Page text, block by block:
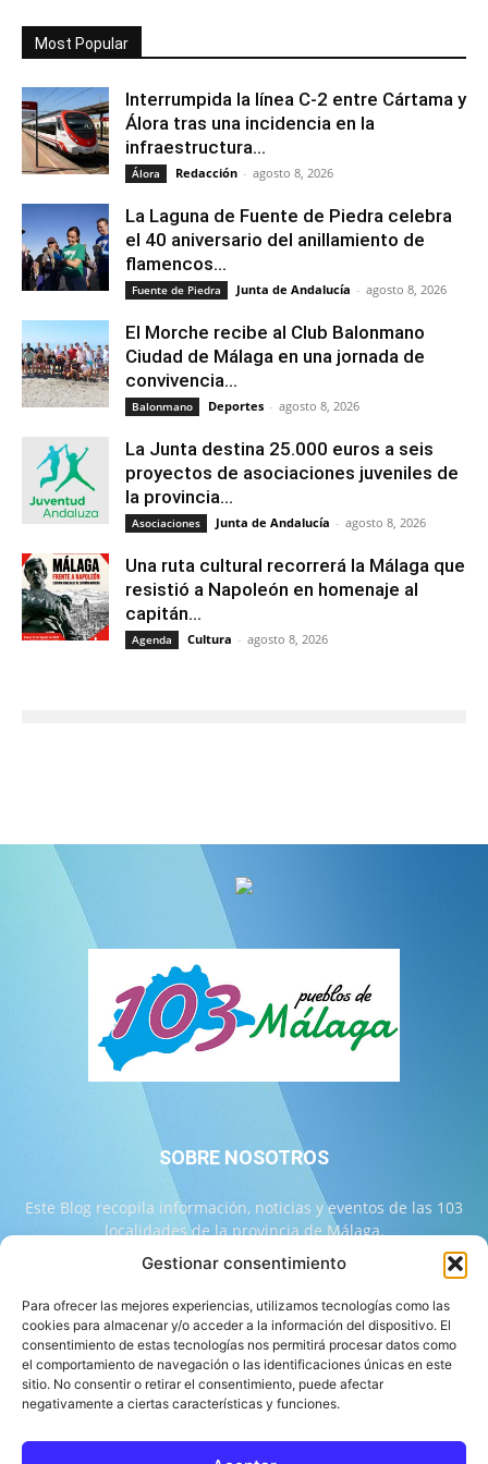
Gestionar consentimiento
Para ofrecer las mejores experiencias, utilizamos tecnologías como las
cookies para almacenar y/o acceder a la información del dispositivo. El
consentimiento de estas tecnologías nos permitirá procesar datos como
el comportamiento de navegación o las identificaciones únicas en este
sitio. No consentir o retirar el consentimiento, puede afectar
negativamente a ciertas características y funciones.
Most Popular
Interrumpida la línea C-2 entre Cártama y
Álora tras una incidencia en la
infraestructura...
Álora Redacción - agosto 8, 2026
La Laguna de Fuente de Piedra celebra
el 40 aniversario del anillamiento de
flamencos...
Fuente de Piedra Junta de Andalucía - agosto 8, 2026
El Morche recibe al Club Balonmano
Ciudad de Málaga en una jornada de
convivencia...
Balonmano Deportes - agosto 8, 2026
La Junta destina 25.000 euros a seis
proyectos de asociaciones juveniles de
la provincia...
Asociaciones Junta de Andalucía - agosto 8, 2026
Una ruta cultural recorrerá la Málaga que
resistió a Napoleón en homenaje al
capitán...
Agenda Cultura - agosto 8, 2026
SOBRE NOSOTROS
Este Blog recopila información, noticias y eventos de las 103
localidades de la provincia de Málaga.
Contáctanos: info@103malaga.com
SÍGUENOS